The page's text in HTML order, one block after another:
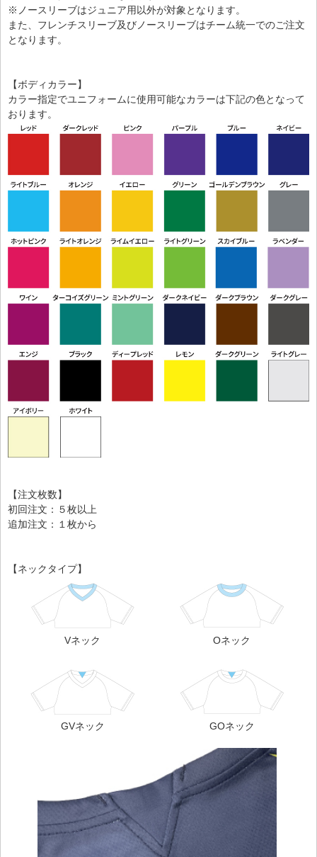
※ノースリーブはジュニア用以外が対象となります。
また、フレンチスリーブ及びノースリーブはチーム統一でのご注文
となります。
【ボディカラー】
カラー指定でユニフォームに使用可能なカラーは下記の色となって
おります。
【注文枚数】
初回注文：５枚以上
追加注文：１枚から
【ネックタイプ】
Vネック Oネック
GVネック GOネック